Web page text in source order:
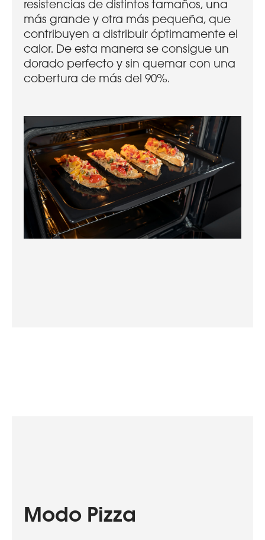
resistencias de distintos tamaños, una
más grande y otra más pequeña, que
contribuyen a distribuir óptimamente el
calor. De esta manera se consigue un
dorado perfecto y sin quemar con una
cobertura de más del 90%.
Modo Pizza